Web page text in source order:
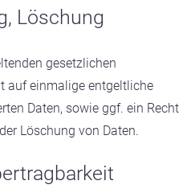
Löschung
gesetzlichen
auf einmalige entgeltliche
Daten, sowie ggf. ein Recht
Löschung von Daten.